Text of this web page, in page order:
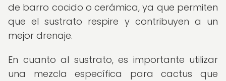
de barro cocido o cerámica, ya que permiten
que el sustrato respire y contribuyen a un
mejor drenaje.
En cuanto al sustrato, es importante utilizar
una mezcla específica para cactus que